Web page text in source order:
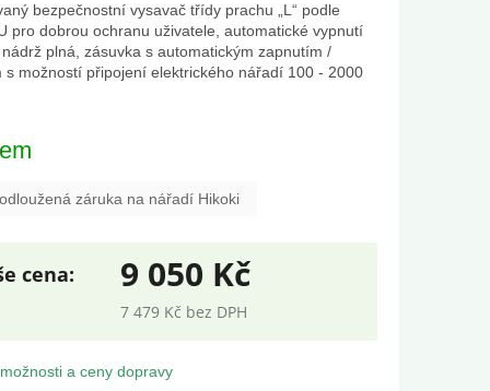
bezpečnostní vysavač třídy prachu „L“ podle
pro dobrou ochranu uživatele, automatické vypnutí
plná, zásuvka s automatickým zapnutím /
s možností připojení elektrického nářadí 100 - 2000
záruka na nářadí Hikoki
9 050 Kč
7 479 Kč bez DPH
a ceny dopravy